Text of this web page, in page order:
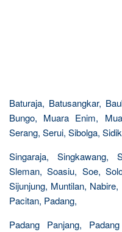
Baturaja, Batusangkar,
Bungo, Muara Enim,
Serang, Serui, Sibolga,
Singaraja, Singkawang,
Sleman, Soasiu, Soe,
Sijunjung, Muntilan,
Pacitan, Padang,
Padang Panjang,